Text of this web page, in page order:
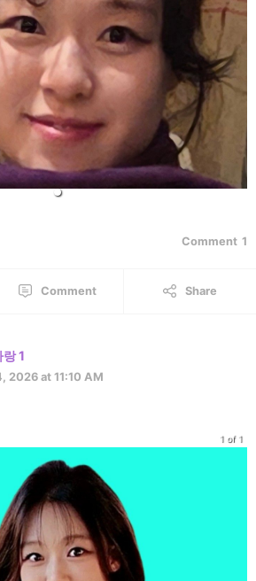
Comment 1
Comment Share
랑 1
2026 at 11:10 AM
1 of 1